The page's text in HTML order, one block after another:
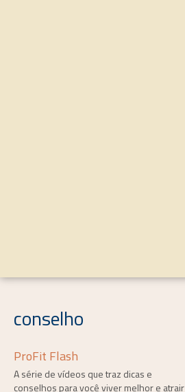
conselho
ProFit Flash
A série de vídeos que traz dicas e
conselhos para você viver melhor e atrair